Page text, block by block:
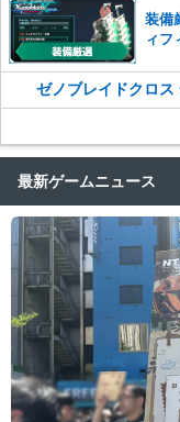
装備
ィフ
ゼノブレイドクロ
最新ゲームニュース